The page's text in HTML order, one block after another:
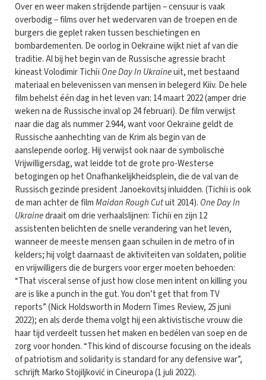
Over en weer maken strijdende partijen – censuur is vaak
overbodig – films over het wedervaren van de troepen en de
burgers die geplet raken tussen beschietingen en
bombardementen. De oorlog in Oekraïne wijkt niet af van die
traditie. Al bij het begin van de Russische agressie bracht
kineast Volodimir TichiïOne Day In Ukraineuit, met bestaand
materiaal en belevenissen van mensen in belegerd Kiiv. De hele
film behelst één dag in het leven van: 14 maart 2022 (amper drie
weken na de Russische inval op 24 februari). De film verwijst
naar die dag als nummer 2.944, want voor Oekraïne geldt de
Russische aanhechting van de Krim als begin van de
aanslepende oorlog. Hij verwijst ook naar de symbolische
Vrijwilligersdag, wat leidde tot de grote pro-Westerse
betogingen op het Onafhankelijkheidsplein, die de val van de
Russisch gezinde president Janoekovitsj inluidden. (Tichiï is ook
de man achter de filmMaidan Rough Cutuit 2014). One Day In
Ukrainedraait om drie verhaalslijnen: Tichiï en zijn 12
assistenten belichten de snelle verandering van het leven,
wanneer de meeste mensen gaan schuilen in de metro of in
kelders; hij volgt daarnaast de aktiviteiten van soldaten, politie
en vrijwilligers die de burgers voor erger moeten behoeden:
“That visceral sense of just how close men intent on killing you
are is like a punch in the gut. You don’t get that from TV
reports” (Nick Holdsworth in Modern Times Review, 25 juni
2022); en als derde thema volgt hij een aktivistische vrouw die
haar tijd verdeelt tussen het maken en bedélen van soep en de
zorg voor honden. “This kind of discourse focusing on the ideals
of patriotism and solidarity is standard for any defensive war”,
schrijft Marko Stojiljković in Cineuropa (1 juli 2022).